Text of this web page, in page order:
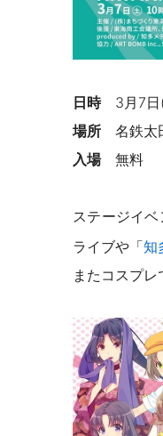
日時3月7日(
場所 名鉄太
入場無料
ステージイ
ライブや「知
またコスプ